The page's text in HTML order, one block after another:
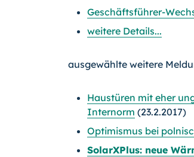
Geschäftsführer-
weitere Details...
ausgewählte weitere
Haustüren mit eher
Internorm (23.2.2017)
Optimismus bei
SolarXPlus: neue